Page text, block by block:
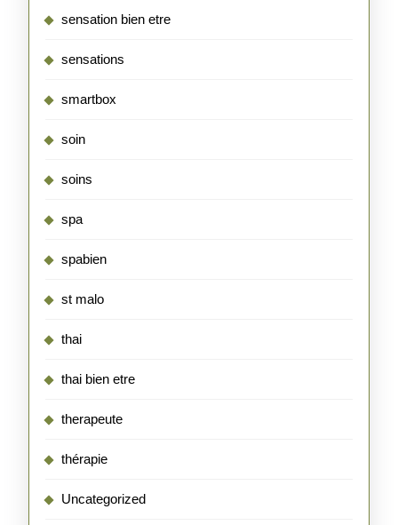
sensation bien etre
sensations
smartbox
soin
soins
spa
spabien
st malo
thai
thai bien etre
therapeute
thérapie
Uncategorized